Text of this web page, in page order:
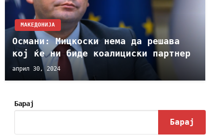
МАКЕДОНИЈА
Османи: Мицкоски нема да решава
кој ќе ни биде коалициски партнер
април 30, 2024
Барај
Барај